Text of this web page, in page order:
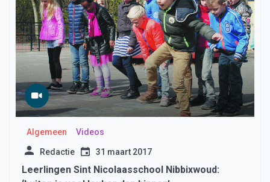
Algemeen Videos
Redactie 31 maart 2017
Leerlingen Sint Nicolaasschool Nibbixwoud: